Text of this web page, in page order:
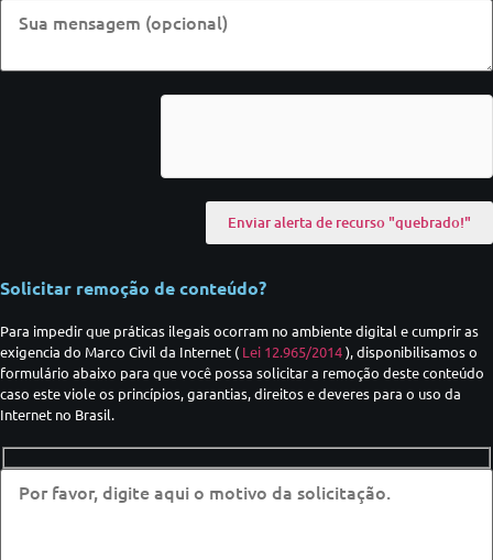
Solicitar remoção de conteúdo?
Para impedir que práticas ilegais ocorram no ambiente digital e cumprir as
exigencia do Marco Civil da Internet ( Lei 12.965/2014), disponibilisamos o
formulário abaixo para que você possa solicitar a remoção deste conteúdo
caso este viole os princípios, garantias, direitos e deveres para o uso da
Internet no Brasil.